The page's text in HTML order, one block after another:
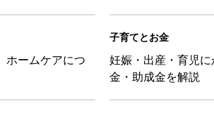
ホームケアにつ
子育てとお金
妊娠・出産・育児
金・助成金を解説